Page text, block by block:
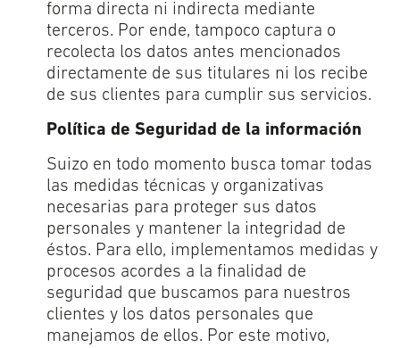
forma directa ni indirecta mediante
terceros. Por ende, tampoco captura o
recolecta los datos antes mencionados
directamente de sus titulares ni los recibe
de sus clientes para cumplir sus servicios.
Política de Seguridad de la información
Suizo en todo momento busca tomar todas
las medidas técnicas y organizativas
necesarias para proteger sus datos
personales y mantener la integridad de
éstos. Para ello, implementamos medidas y
procesos acordes a la finalidad de
seguridad que buscamos para nuestros
clientes y los datos personales que
manejamos de ellos. Por este motivo,